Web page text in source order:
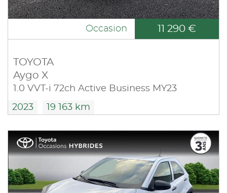
Occasion 11 290 €
TOYOTA
Aygo X
1.0 VVT-i 72ch Active Business MY23
2023 19 163 km